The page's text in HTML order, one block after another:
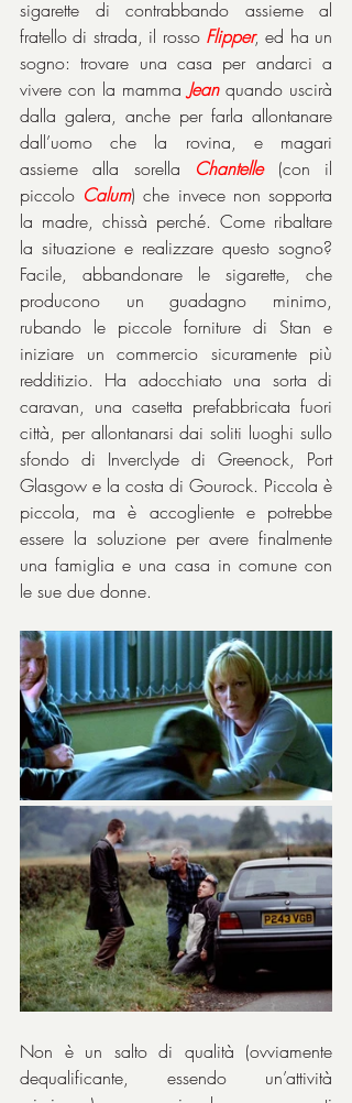
sigarette di contrabbando assieme al
fratello di strada, il rosso Flipper, ed ha un
sogno: trovare una casa per andarci a
vivere con la mamma Jean quando uscirà
dalla galera, anche per farla allontanare
dall’uomo che la rovina, e magari
assieme alla sorella Chantelle (con il
piccolo Calum) che invece non sopporta
la madre, chissà perché. Come ribaltare
la situazione e realizzare questo sogno?
Facile, abbandonare le sigarette, che
producono un guadagno minimo,
rubando le piccole forniture di Stan e
iniziare un commercio sicuramente più
redditizio. Ha adocchiato una sorta di
caravan, una casetta prefabbricata fuori
città, per allontanarsi dai soliti luoghi sullo
sfondo di Inverclyde di Greenock, Port
Glasgow e la costa di Gourock. Piccola è
piccola, ma è accogliente e potrebbe
essere la soluzione per avere finalmente
una famiglia e una casa in comune con
le sue due donne.
Non è un salto di qualità (ovviamente
dequalificante, essendo un’attività